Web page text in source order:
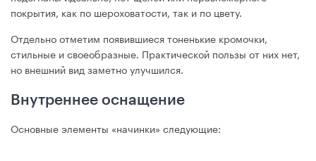
покрытия, как по шероховатости, так и по цвету.
Отдельно отметим появившиеся тоненькие кромочки,
стильные и своеобразные. Практической пользы от них нет,
но внешний вид заметно улучшился.
Внутреннее оснащение
Основные элементы «начинки» следующие: